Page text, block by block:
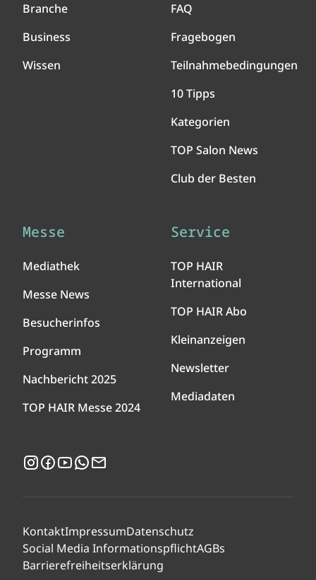
Branche
Business
Wissen
FAQ
Fragebogen
Teilnahmebedingungen
10 Tipps
Kategorien
TOP Salon News
Club der Besten
Messe
Mediathek
Messe News
Besucherinfos
Programm
Nachbericht 2025
TOP HAIR Messe 2024
Service
TOP HAIR
International
TOP HAIR Abo
Kleinanzeigen
Newsletter
Mediadaten
Instagram
Facebook
YouTubeWhatsApp
KontaktImpressumDatenschutz
Social Media InformationspflichtAGBs
Barrierefreiheitserklärung